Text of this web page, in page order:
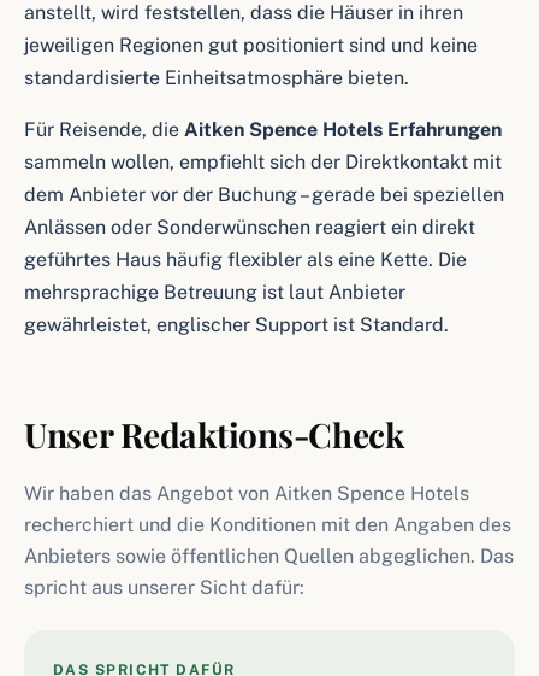
anstellt, wird feststellen, dass die Häuser in ihren
jeweiligen Regionen gut positioniert sind und keine
standardisierte Einheitsatmosphäre bieten.
Für Reisende, die Aitken Spence Hotels Erfahrungen
sammeln wollen, empfiehlt sich der Direktkontakt mit
dem Anbieter vor der Buchung – gerade bei speziellen
Anlässen oder Sonderwünschen reagiert ein direkt
geführtes Haus häufig flexibler als eine Kette. Die
mehrsprachige Betreuung ist laut Anbieter
gewährleistet, englischer Support ist Standard.
Unser Redaktions-Check
Wir haben das Angebot von Aitken Spence Hotels
recherchiert und die Konditionen mit den Angaben des
Anbieters sowie öffentlichen Quellen abgeglichen. Das
spricht aus unserer Sicht dafür:
DAS SPRICHT DAFÜR